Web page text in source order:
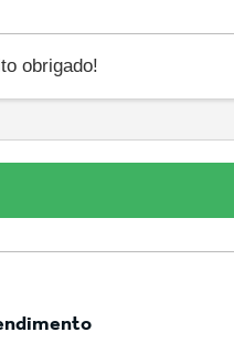
obrigado!